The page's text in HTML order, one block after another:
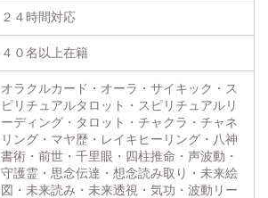
２４時間対応
４０名以上在籍
オラクルカード・オーラ・サイキック・ス
ピリチュアルタロット・スピリチュアルリ
ーディング・タロット・チャクラ・チャネ
リング・マヤ歴・レイキヒーリング・八神
書術・前世・千里眼・四柱推命・声波動・
守護霊・思念伝達・想念読み取り・未来絵
図・未来読み・未来透視・気功・波動リー